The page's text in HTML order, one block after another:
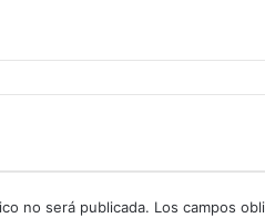
no será publicada. Los campos